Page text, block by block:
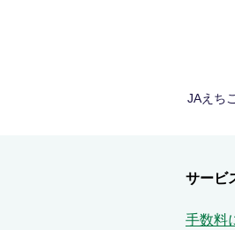
JAえち
サービ
手数料